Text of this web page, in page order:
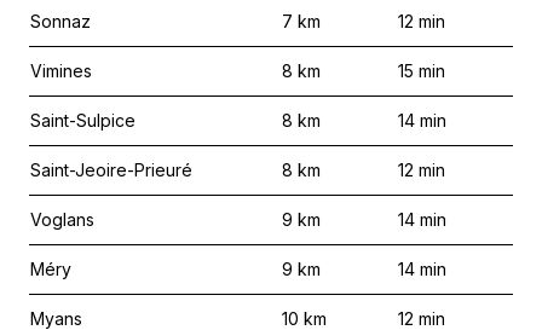
Sonnaz 7 km 12 min
Vimines 8 km 15 min
Saint-Sulpice 8 km 14 min
Saint-Jeoire-Prieuré 8 km 12 min
Voglans 9 km 14 min
Méry 9 km 14 min
Myans 10 km 12 min